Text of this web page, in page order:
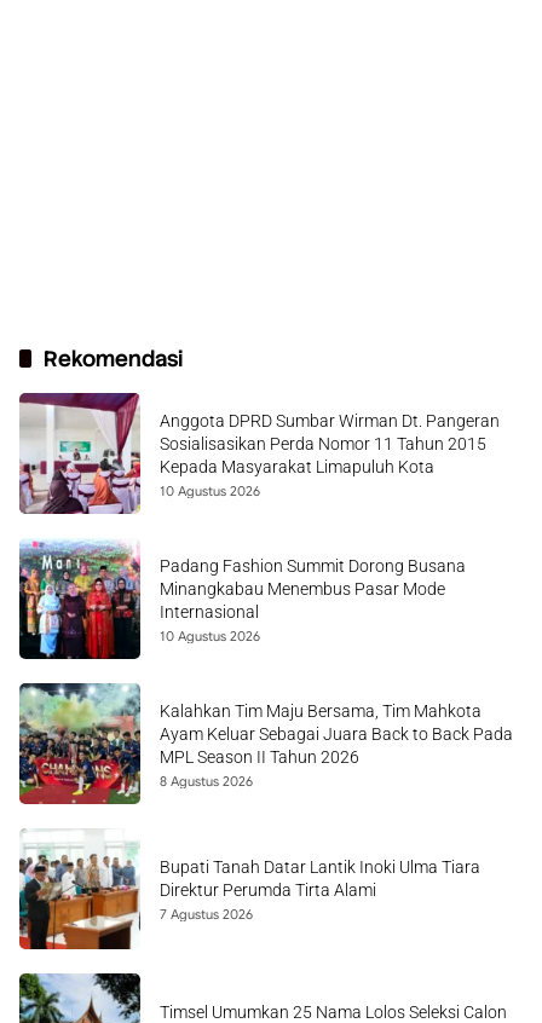
Rekomendasi
Anggota DPRD Sumbar Wirman Dt. Pangeran
Sosialisasikan Perda Nomor 11 Tahun 2015
Kepada Masyarakat Limapuluh Kota
10 Agustus 2026
Padang Fashion Summit Dorong Busana
Minangkabau Menembus Pasar Mode
Internasional
10 Agustus 2026
Kalahkan Tim Maju Bersama, Tim Mahkota
Ayam Keluar Sebagai Juara Back to Back Pada
MPL Season II Tahun 2026
8 Agustus 2026
Bupati Tanah Datar Lantik Inoki Ulma Tiara
Direktur Perumda Tirta Alami
7 Agustus 2026
Timsel Umumkan 25 Nama Lolos Seleksi Calon